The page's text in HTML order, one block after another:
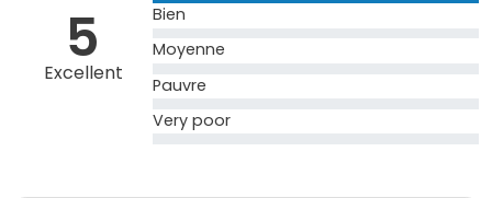
5
Excellent
Bien
Moyenne
Pauvre
Very poor